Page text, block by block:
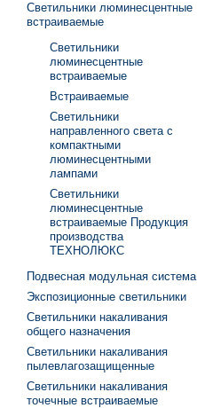
Светильники люминесцентные
встраиваемые
Светильники
люминесцентные
встраиваемые
Встраиваемые
Светильники
направленного света с
компактными
люминесцентными
лампами
Светильники
люминесцентные
встраиваемые Продукция
производства
ТЕХНОЛЮКС
Подвесная модульная система
Экспозиционные светильники
Светильники накаливания
общего назначения
Светильники накаливания
пылевлагозащищенные
Светильники накаливания
точечные встраиваемые